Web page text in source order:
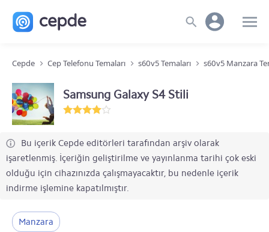
Cepde Cep Telefonu Temaları s60v5 Temaları s60v5 Manzara
Samsung Galaxy S4 Stili
Bu içerik Cepde editörleri tarafından arşiv olarak
işaretlenmiş. İçeriğin geliştirilme ve yayınlanma tarihi çok eski
olduğu için cihazınızda çalışmayacaktır, bu nedenle içerik
indirme işlemine kapatılmıştır.
Manzara